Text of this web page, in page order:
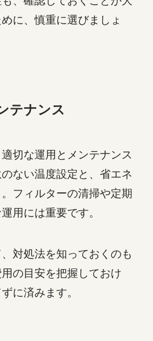
に、慎重に選びましょ
テナンス
切な運用とメンテナンス
ない温度設定と、省エネ
フィルターの清掃や定期
用には重要です。
対処法を知っておくのも
の目安を把握しておけ
に済みます。